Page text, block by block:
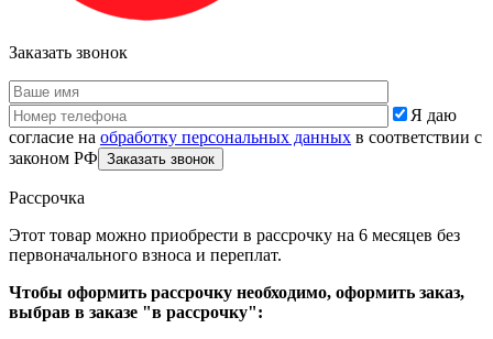
Заказать звонок
Я даю
согласие на обработку персональных данных в соответствии с
законом РФ
Рассрочка
Этот товар можно приобрести в рассрочку на 6 месяцев без
первоначального взноса и переплат.
Чтобы оформить рассрочку необходимо, оформить заказ,
выбрав в заказе "в рассрочку":